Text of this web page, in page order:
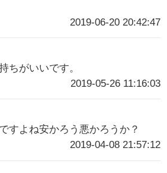
2019-06-20 20:42:47
ちがいいです。
2019-05-26 11:16:03
すよね安かろう悪かろうか？
2019-04-08 21:57:12